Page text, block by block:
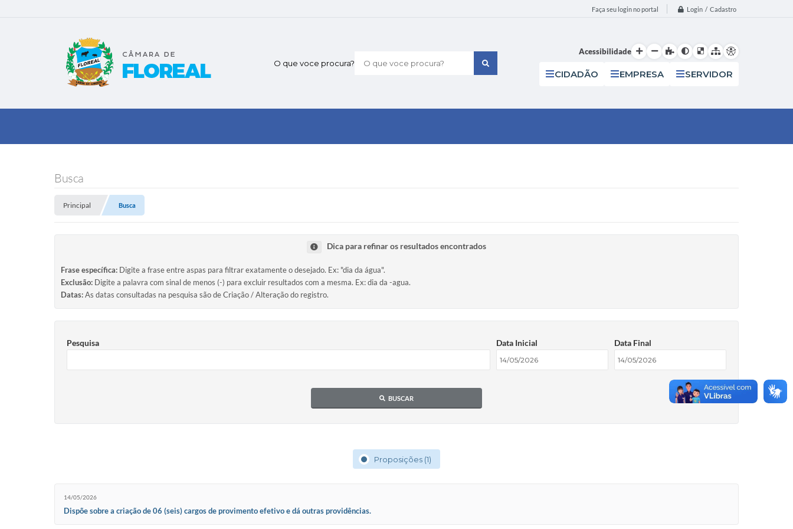
Faça seu login no portal Login / Cadastro
O que voce procura?
Acessibilidade
CIDADÃO EMPRESA SERVIDOR
Busca
Principal Busca
Dica para refinar os resultados encontrados
Frase específica: Digite a frase entre aspas para filtrar exatamente o desejado. Ex: "dia da água".
Exclusão: Digite a palavra com sinal de menos (-) para excluir resultados com a mesma. Ex: dia da -agua.
Datas:As datas consultadas na pesquisa são de Criação / Alteração do registro.
Pesquisa Data Inicial Data Final
BUSCAR
Proposições (1)
14/05/2026
Dispõe sobre a criação de 06 (seis) cargos de provimento efetivo e dá outras providências.